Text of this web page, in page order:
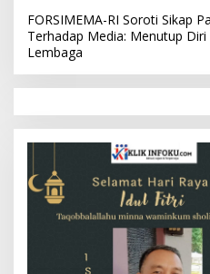
FORSIMEMA-RI Soroti Sikap
Terhadap Media: Menutup
Lembaga